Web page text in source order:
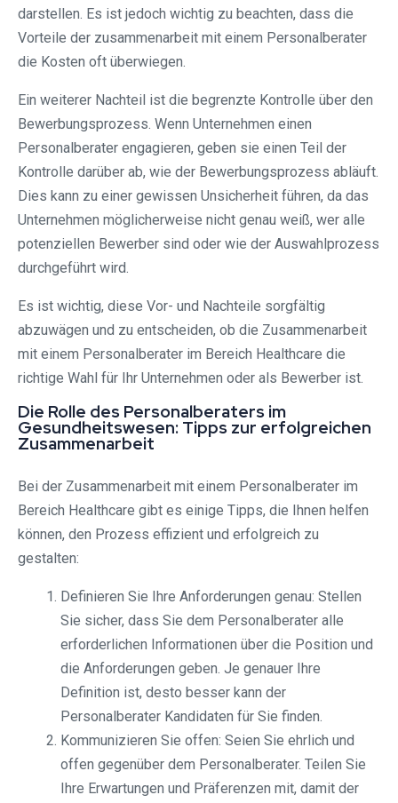
darstellen. Es ist jedoch wichtig zu beachten, dass die
Vorteile der zusammenarbeit mit einem Personalberater
die Kosten oft überwiegen.
Ein weiterer Nachteil ist die begrenzte Kontrolle über den
Bewerbungsprozess. Wenn Unternehmen einen
Personalberater engagieren, geben sie einen Teil der
Kontrolle darüber ab, wie der Bewerbungsprozess abläuft.
Dies kann zu einer gewissen Unsicherheit führen, da das
Unternehmen möglicherweise nicht genau weiß, wer alle
potenziellen Bewerber sind oder wie der Auswahlprozess
durchgeführt wird.
Es ist wichtig, diese Vor- und Nachteile sorgfältig
abzuwägen und zu entscheiden, ob die Zusammenarbeit
mit einem Personalberater im Bereich Healthcare die
richtige Wahl für Ihr Unternehmen oder als Bewerber ist.
Die Rolle des Personalberaters im
Gesundheitswesen: Tipps zur erfolgreichen
Zusammenarbeit
Bei der Zusammenarbeit mit einem Personalberater im
Bereich Healthcare gibt es einige Tipps, die Ihnen helfen
können, den Prozess effizient und erfolgreich zu
gestalten:
Definieren Sie Ihre Anforderungen genau: Stellen
Sie sicher, dass Sie dem Personalberater alle
erforderlichen Informationen über die Position und
die Anforderungen geben. Je genauer Ihre
Definition ist, desto besser kann der
Personalberater Kandidaten für Sie finden.
Kommunizieren Sie offen: Seien Sie ehrlich und
offen gegenüber dem Personalberater. Teilen Sie
Ihre Erwartungen und Präferenzen mit, damit der